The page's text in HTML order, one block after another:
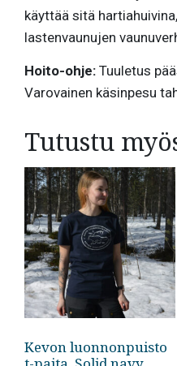
käyttää sitä
lastenvaunujen
Hoito-ohje: Tuuletus
Varovainen käsinpesu
Tutustu
Kevon luonnonpuisto